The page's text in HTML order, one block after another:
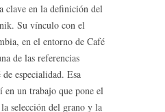
clave en la definición del
Su vínculo con el
en el entorno de Café
de las referencias
especialidad. Esa
en un trabajo que pone el
selección del grano y la